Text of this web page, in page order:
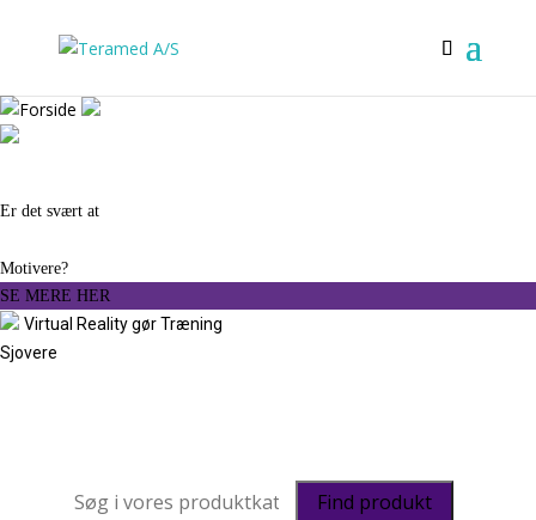
Er det svært at
Motivere?
SE MERE HER
Virtual Reality gør Træning
Sjovere
Find produkt